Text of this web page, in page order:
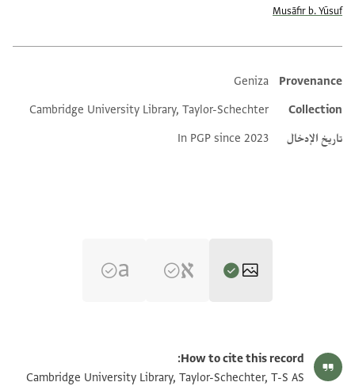
Musāfir b. Yūsuf
Additional metadata
Provenance
Geniza
Collection
Cambridge University Library, Taylor-Schechter
تاريخ الإدخال
In PGP since 2023
T-S AS 177.223 1v تكبير و تدوير
How to cite this record:
Cambridge University Library, Taylor-Schechter, T-S AS